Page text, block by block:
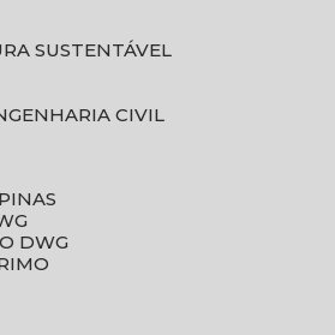
SUSTENTÁVEL
CIVIL
DWG